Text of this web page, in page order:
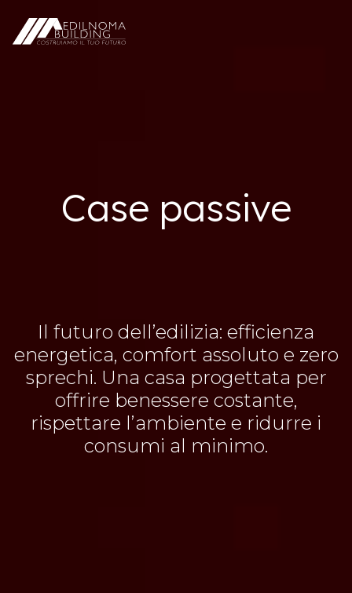
Case passive
Il futuro dell’edilizia: efficienza
energetica, comfort assoluto e zero
sprechi. Una casa progettata per
offrire benessere costante,
rispettare l’ambiente e ridurre i
consumi al minimo.